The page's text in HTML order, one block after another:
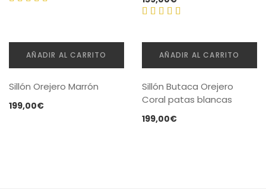
169,00€.145,00€.
de 5
con
4.00de
5
AÑADIR AL CARRITO
Sillón Orejero Marrón
199,00€
AÑADIR AL CARRITO
Sillón Butaca Orejero
Coral patas blancas
199,00€